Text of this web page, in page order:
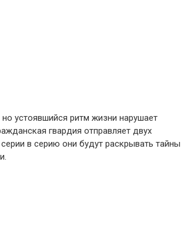
устоявшийся ритм жизни нарушает
гвардия отправляет двух
в серию они будут раскрывать тайны